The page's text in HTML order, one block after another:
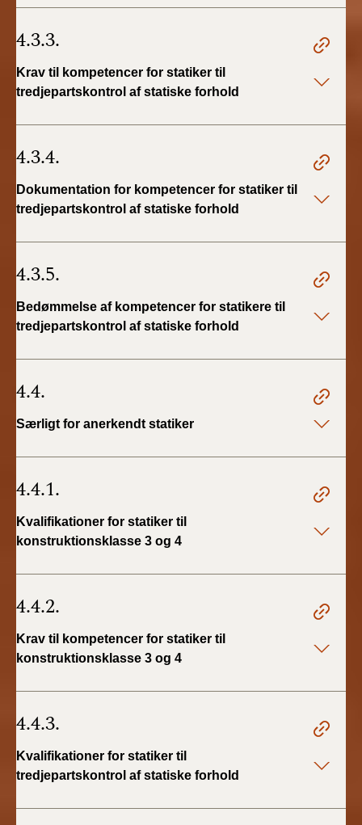
4.3.3.
Krav til kompetencer for statiker til
tredjepartskontrol af statiske forhold
4.3.4.
Dokumentation for kompetencer for statiker til
tredjepartskontrol af statiske forhold
4.3.5.
Bedømmelse af kompetencer for statikere til
tredjepartskontrol af statiske forhold
4.4.
Særligt for anerkendt statiker
4.4.1.
Kvalifikationer for statiker til
konstruktionsklasse 3 og 4
4.4.2.
Krav til kompetencer for statiker til
konstruktionsklasse 3 og 4
4.4.3.
Kvalifikationer for statiker til
tredjepartskontrol af statiske forhold